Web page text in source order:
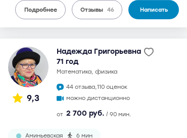
Подробнее Отзывы 46 Написать
9,3
Надежда Григорьевна
71 год
математика, физика
44 отзыва,110 оценок
можно дистанционно
от 2 700 руб. / 90 мин.
Аминьевская 6 мин